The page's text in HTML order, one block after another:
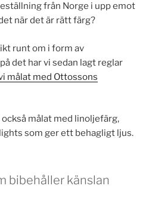
från Norge i upp emot
när det är rätt färg?
runt om i form av
det har vi sedan lagt reglar
målat med Ottossons
målat med linoljefärg,
som ger ett behagligt ljus.
bibehåller känslan